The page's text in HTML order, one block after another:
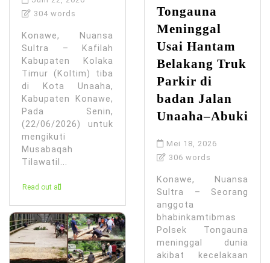
304 words
Konawe, Nuansa
Sultra – Kafilah
Kabupaten Kolaka
Timur (Koltim) tiba
di Kota Unaaha,
Kabupaten Konawe,
Pada Senin,
(22/06/2026) untuk
mengikuti
Musabaqah
Tilawatil...
Read out all
Tongauna
Meninggal
Usai Hantam
Belakang Truk
Parkir di
badan Jalan
Unaaha–Abuki
Mei 18, 2026
306 words
Konawe, Nuansa
Sultra – Seorang
anggota
bhabinkamtibmas
Polsek Tongauna
meninggal dunia
akibat kecelakaan